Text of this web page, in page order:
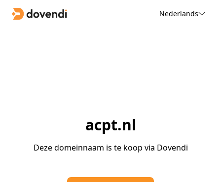
Nederlands
acpt.nl
Deze domeinnaam is te koop via Dovendi